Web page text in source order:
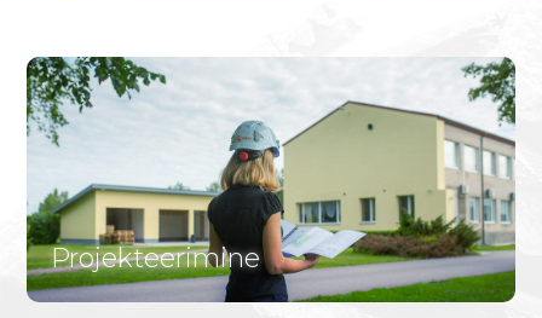
Projekteerimine